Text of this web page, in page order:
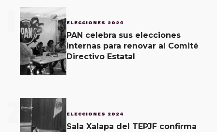
ELECCIONES 2024
PAN celebra sus elecciones
internas para renovar al Comité
Directivo Estatal
2 ELECCIONES 2024
Sala Xalapa del TEPJF confirma